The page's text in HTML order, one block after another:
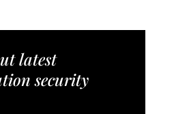
latest
security